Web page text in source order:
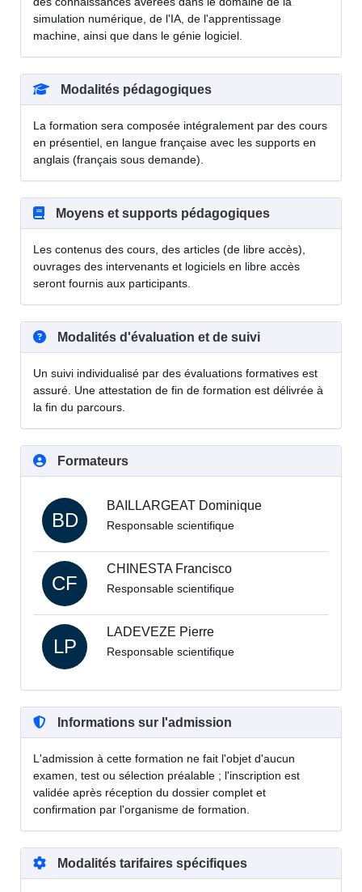
simulation numérique, de l'IA, de l'apprentissage
machine, ainsi que dans le génie logiciel.
Modalités pédagogiques
La formation sera composée intégralement par des cours
en présentiel, en langue française avec les supports en
anglais (français sous demande).
Moyens et supports pédagogiques
Les contenus des cours, des articles (de libre accès),
ouvrages des intervenants et logiciels en libre accès
seront fournis aux participants.
Modalités d'évaluation et de suivi
Un suivi individualisé par des évaluations formatives est
assuré. Une attestation de fin de formation est délivrée à
la fin du parcours.
Formateurs
BD
BAILLARGEAT Dominique
Responsable scientifique
CF
CHINESTA Francisco
Responsable scientifique
LP
LADEVEZE Pierre
Responsable scientifique
Informations sur l'admission
L'admission à cette formation ne fait l'objet d'aucun
examen, test ou sélection préalable ; l'inscription est
validée après réception du dossier complet et
confirmation par l'organisme de formation.
Modalités tarifaires spécifiques